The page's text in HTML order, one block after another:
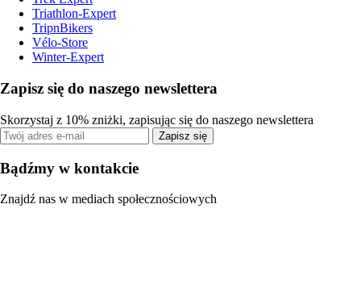
Triathlon-Expert
TripnBikers
Vélo-Store
Winter-Expert
Zapisz się do naszego newslettera
Skorzystaj z 10% zniżki, zapisując się do naszego newslettera
Zapisz się
Bądźmy w kontakcie
Znajdź nas w mediach społecznościowych